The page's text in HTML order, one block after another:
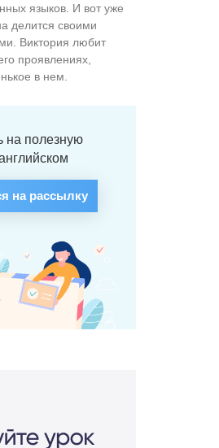
языков. И вот уже
делится своими
Виктория любит
проявлениях,
в нем.
на полезную
на рассылку